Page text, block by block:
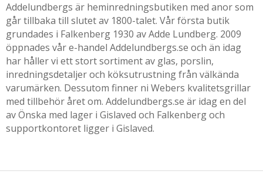
Addelundbergs är heminredningsbutiken med anor som
går tillbaka till slutet av 1800-talet. Vår första butik
grundades i Falkenberg 1930 av Adde Lundberg. 2009
öppnades vår e-handel Addelundbergs.se och än idag
har håller vi ett stort sortiment av glas, porslin,
inredningsdetaljer och köksutrustning från välkända
varumärken. Dessutom finner ni Webers kvalitetsgrillar
med tillbehör året om. Addelundbergs.se är idag en del
av Önska med lager i Gislaved och Falkenberg och
supportkontoret ligger i Gislaved.